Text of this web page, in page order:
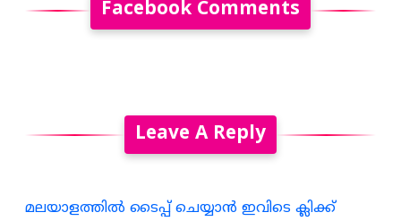
Facebook Comments
Leave A Reply
മലയാളത്തില്‍ ടൈപ്പ് ചെയ്യാന്‍ ഇവിടെ ക്ലിക്ക്